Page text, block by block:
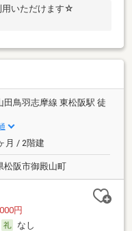
用いただけます☆
田鳥羽志摩線 東松阪駅 徒
月 / 2階建
松阪市御殿山町
円
なし